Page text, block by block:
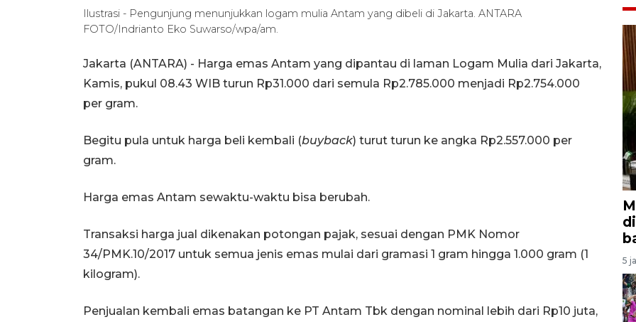
Ilustrasi - Pengunjung menunjukkan logam mulia Antam yang dibeli di Jakarta. ANTARA
FOTO/Indrianto Eko Suwarso/wpa/am.
Jakarta (ANTARA) - Harga emas Antam yang dipantau di laman Logam Mulia dari Jakarta,
Kamis, pukul 08.43 WIB turun Rp31.000 dari semula Rp2.785.000 menjadi Rp2.754.000
per gram.
Begitu pula untuk harga beli kembali (buyback) turut turun ke angka Rp2.557.000 per
gram.
Harga emas Antam sewaktu-waktu bisa berubah.
Transaksi harga jual dikenakan potongan pajak, sesuai dengan PMK Nomor
34/PMK.10/2017 untuk semua jenis emas mulai dari gramasi 1 gram hingga 1.000 gram (1
kilogram).
Penjualan kembali emas batangan ke PT Antam Tbk dengan nominal lebih dari Rp10 juta,
5